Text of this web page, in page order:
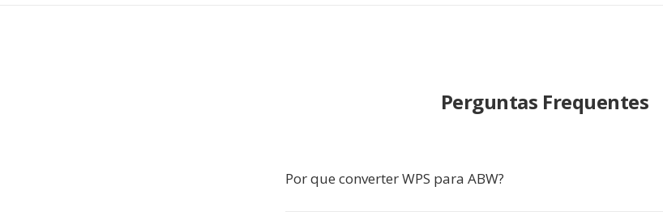
Perguntas Frequentes
Por que converter WPS para ABW?